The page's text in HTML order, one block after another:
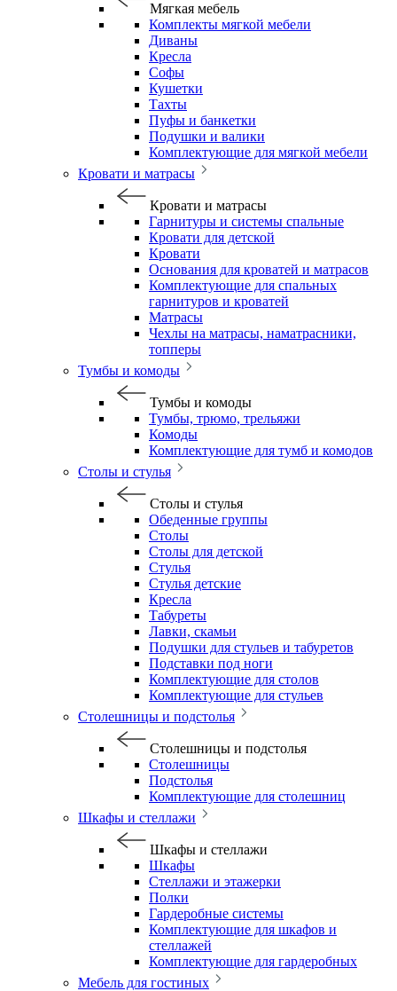
Мягкая мебель
Комплекты мягкой мебели
Диваны
Кресла
Софы
Кушетки
Тахты
Пуфы и банкетки
Подушки и валики
Комплектующие для мягкой мебели
Кровати и матрасы
Кровати и матрасы
Гарнитуры и системы спальные
Кровати для детской
Кровати
Основания для кроватей и матрасов
Комплектующие для спальных
гарнитуров и кроватей
Матрасы
Чехлы на матрасы, наматрасники,
топперы
Тумбы и комоды
Тумбы и комоды
Тумбы, трюмо, трельяжи
Комоды
Комплектующие для тумб и комодов
Столы и стулья
Столы и стулья
Обеденные группы
Столы
Столы для детской
Стулья
Стулья детские
Кресла
Табуреты
Лавки, скамьи
Подушки для стульев и табуретов
Подставки под ноги
Комплектующие для столов
Комплектующие для стульев
Столешницы и подстолья
Столешницы и подстолья
Столешницы
Подстолья
Комплектующие для столешниц
Шкафы и стеллажи
Шкафы и стеллажи
Шкафы
Стеллажи и этажерки
Полки
Гардеробные системы
Комплектующие для шкафов и
стеллажей
Комплектующие для гардеробных
Мебель для гостиных